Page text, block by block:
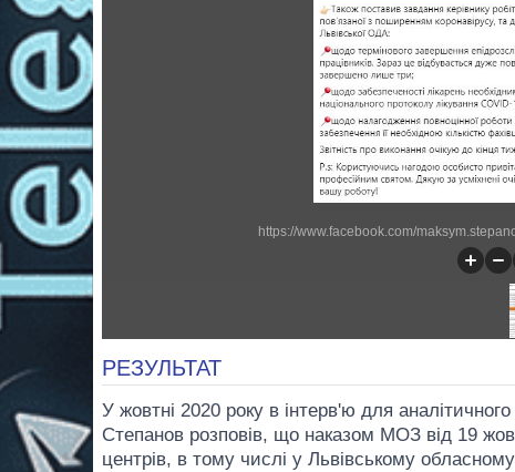
https://www.facebook.com/
РЕЗУЛЬТАТ
У жовтні 2020 року в інтерв'ю для
Степанов розповів, що наказом МОЗ від 19
центрів, в тому числі у Львівському